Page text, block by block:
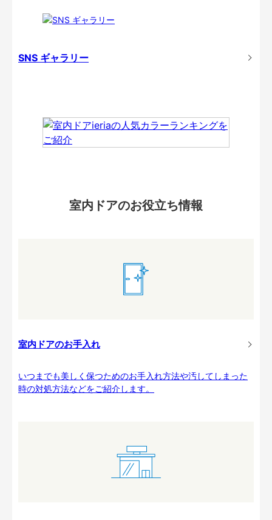
SNS ギャラリー
室内ドアのお役立ち情報
室内ドアのお手入れ
いつまでも美しく保つためのお手入れ方法や汚してしまった
時の対処方法などをご紹介します。